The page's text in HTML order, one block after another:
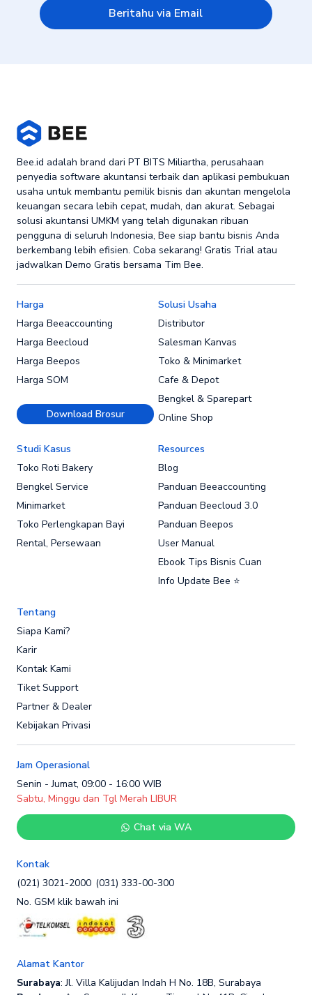
Beritahu via Email
Bee.id adalah brand dari PT BITS Miliartha, perusahaan
penyedia software akuntansi terbaik dan aplikasi pembukuan
usaha untuk membantu pemilik bisnis dan akuntan mengelola
keuangan secara lebih cepat, mudah, dan akurat. Sebagai
solusi akuntansi UMKM yang telah digunakan ribuan
pengguna di seluruh Indonesia, Bee siap bantu bisnis Anda
berkembang lebih efisien. Coba sekarang! Gratis Trial atau
jadwalkan Demo Gratis bersama Tim Bee.
Harga
Harga Beeaccounting
Harga Beecloud
Harga Beepos
Harga SOM
Download Brosur
Solusi Usaha
Distributor
Salesman Kanvas
Toko & Minimarket
Cafe & Depot
Bengkel & Sparepart
Online Shop
Studi Kasus
Toko Roti Bakery
Bengkel Service
Minimarket
Toko Perlengkapan Bayi
Rental, Persewaan
Resources
Blog
Panduan Beeaccounting
Panduan Beecloud 3.0
Panduan Beepos
User Manual
Ebook Tips Bisnis Cuan
Info Update Bee ⭐
Tentang
Siapa Kami?
Karir
Kontak Kami
Tiket Support
Partner & Dealer
Kebijakan Privasi
Jam Operasional
Senin - Jumat, 09:00 - 16:00 WIB
Sabtu, Minggu dan Tgl Merah LIBUR
Chat via WA
Kontak
(021) 3021-2000 (031) 333-00-300
No. GSM klik bawah ini
Alamat Kantor
Surabaya: Jl. Villa Kalijudan Indah H No. 18B, Surabaya